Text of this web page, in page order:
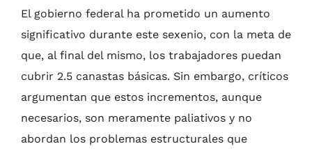
El gobierno federal ha prometido un aumento
significativo durante este sexenio, con la meta de
que, al final del mismo, los trabajadores puedan
cubrir 2.5 canastas básicas. Sin embargo, críticos
argumentan que estos incrementos, aunque
necesarios, son meramente paliativos y no
abordan los problemas estructurales que